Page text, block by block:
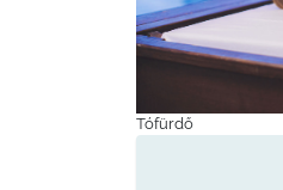
Tófürdő